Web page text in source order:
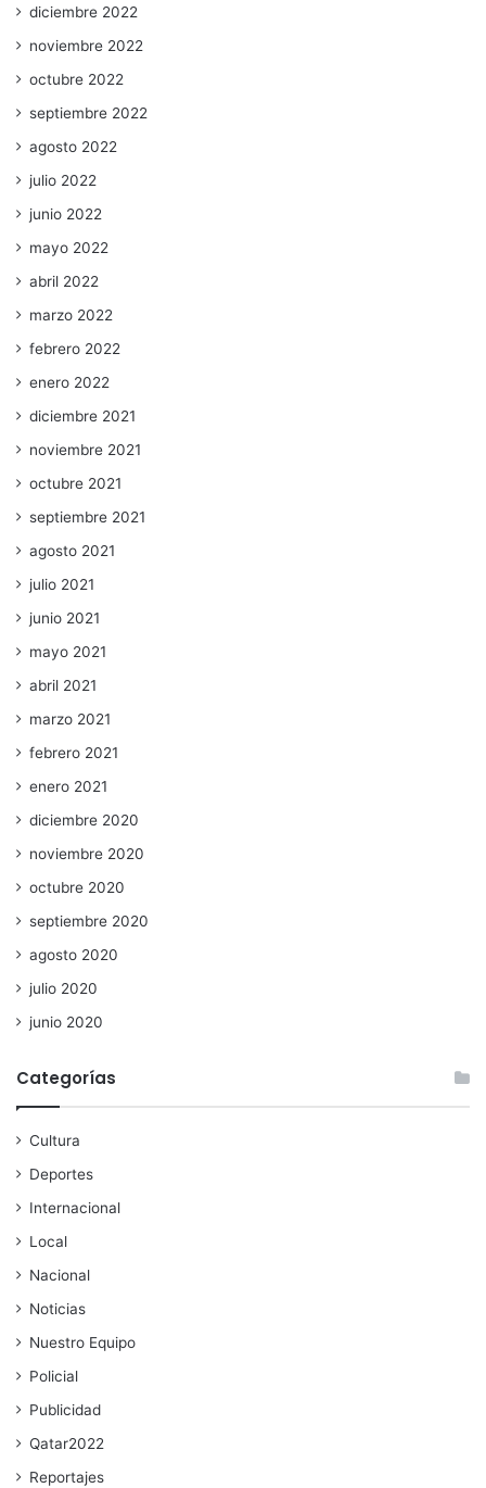
diciembre 2022
noviembre 2022
octubre 2022
septiembre 2022
agosto 2022
julio 2022
junio 2022
mayo 2022
abril 2022
marzo 2022
febrero 2022
enero 2022
diciembre 2021
noviembre 2021
octubre 2021
septiembre 2021
agosto 2021
julio 2021
junio 2021
mayo 2021
abril 2021
marzo 2021
febrero 2021
enero 2021
diciembre 2020
noviembre 2020
octubre 2020
septiembre 2020
agosto 2020
julio 2020
junio 2020
Categorías
Cultura
Deportes
Internacional
Local
Nacional
Noticias
Nuestro Equipo
Policial
Publicidad
Qatar2022
Reportajes